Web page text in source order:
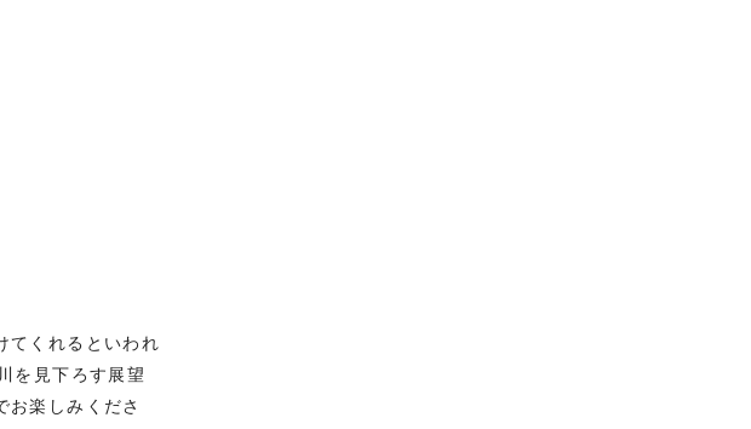
てくれるといわれ
を見下ろす展望
お楽しみくださ